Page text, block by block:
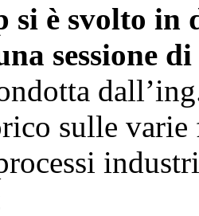
si è svolto in
sessione
sulle